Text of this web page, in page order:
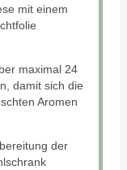
mit einem
maximal 24
damit sich die
Aromen
der